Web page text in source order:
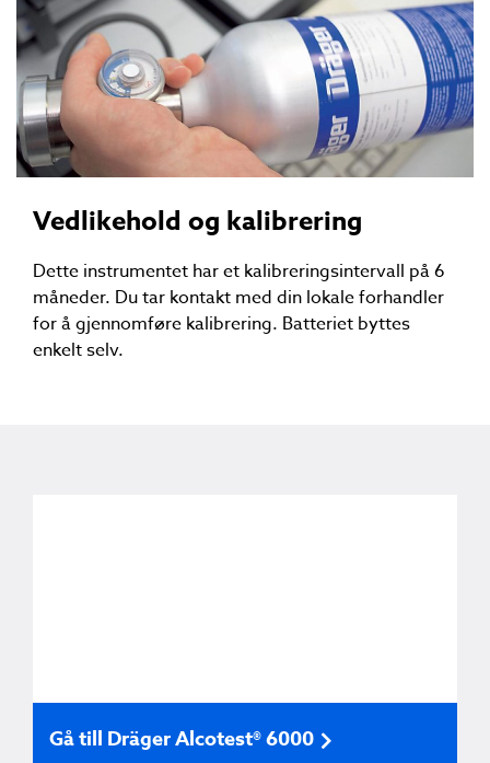
Vedlikehold og kalibrering
Dette instrumentet har et kalibreringsintervall på 6
måneder. Du tar kontakt med din lokale forhandler
for å gjennomføre kalibrering. Batteriet byttes
enkelt selv.
Gå till Dräger Alcotest® 6000